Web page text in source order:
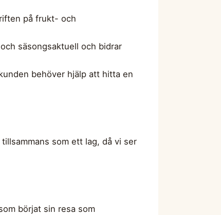
på frukt- och
säsongsaktuell och bidrar
behöver hjälp att hitta en
som ett lag, då vi ser
börjat sin resa som